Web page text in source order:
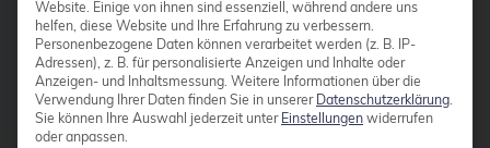
Daemonset
Daten-Tiering
Datenrettung
Datenschutz
Weiterlesen
Website. Einige von ihnen sind essenziell, während andere uns
helfen, diese Website und Ihre Erfahrung zu verbessern.
Personenbezogene Daten können verarbeitet werden (z. B. IP-
Adressen), z. B. für personalisierte Anzeigen und Inhalte oder
Anzeigen- und Inhaltsmessung. Weitere Informationen über die
Verwendung Ihrer Daten finden Sie in unserer Datenschutzerklärung.
Sie können Ihre Auswahl jederzeit unter Einstellungen widerrufen
oder anpassen.